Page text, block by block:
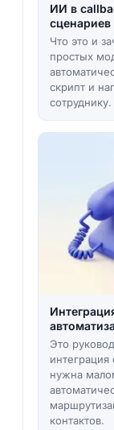
ИИ в
Что это и
простых
скрипт и
сотруднику.
Это
нужна
контактов.